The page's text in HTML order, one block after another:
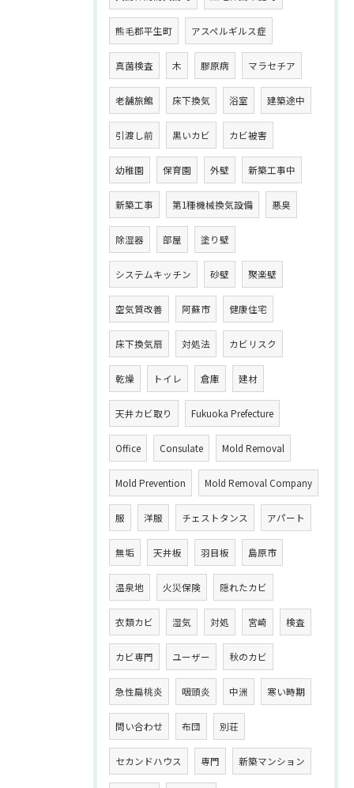
熊毛郡平生町 アスペルギルス症
真菌検査 木 膠原病 マラセチア
老舗旅館 床下換気 浴室 建築途中
引渡し前 黒いカビ カビ被害
幼稚園 保育園 外壁 新築工事中
新築工事 第1種機械換気設備 悪臭
除湿器 部屋 塗り壁
システムキッチン 砂壁 聚楽壁
空気質改善 阿蘇市 健康住宅
床下換気扇 対処法 カビリスク
乾燥 トイレ 倉庫 建材
天井カビ取り Fukuoka Prefecture
Office Consulate Mold Removal
Mold Prevention Mold Removal Company
服 洋服 チェストタンス アパート
無垢 天井板 羽目板 島原市
温泉地 火災保険 隠れたカビ
衣類カビ 湿気 対処 宮崎 検査
カビ専門 ユーザー 秋のカビ
急性扁桃炎 咽頭炎 中洲 寒い時期
問い合わせ 布団 別荘
セカンドハウス 専門 新築マンション